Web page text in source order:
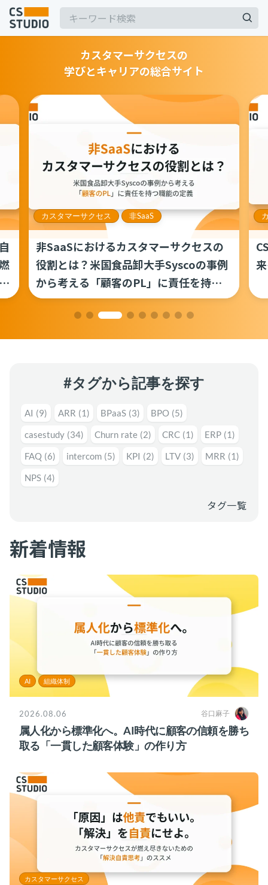
記事
サービス
コンサル・トレーニング
コンサルティング
ブートキャンプ
運用代行・人材派遣
カスタマーサクセス人材派遣・常駐
カスタマーサクセスBPO
ツール選定・運用支援
Zendesk導入支援
その他ご支援​
お役立ち資料
事例
セミナー
メルマガ登録
相談する
2025.03.19
ル作成やタスク管理のテクニックを紹介
カスタマーサポート
BPaaSに取り組む注目企業一覧（2025年版）
BPO BPaaS
2024.11.07
サボタージュマニュアルとは？組織の内部崩壊
に関するバイブル
2025.04.23
意外と知らない？Google スプレッドシート関
数の落とし穴 ～集計作業を効率化する4つの
関数と、見落としがちな注意点～
顧客満足度を上げる具体例10選！成功企業の事
カスタマーサクセスの
学びとキャリアの総合サイト
カスタマーサクセス 非SaaS
非SaaSにおけるカスタマーサクセスの
役割とは？米国食品卸大手Syscoの事例
から考える「顧客のPL」に責任を持つ
職能の定義
#タグから記事を探す
AI (9) ARR (1) BPaaS (3) BPO (5)
casestudy (34) Churn rate (2) CRC (1) ERP (1)
FAQ (6) intercom (5) KPI (2) LTV (3) MRR (1)
NPS (4)
タグ一覧
新着情報
AI 組織体制
2026.08.06 谷口麻子
属人化から標準化へ。AI時代に顧客の信頼を勝ち
取る「一貫した顧客体験」の作り方
カスタマーサクセス